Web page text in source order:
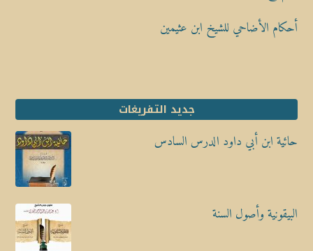
أحكام الأضاحي للشيخ ابن عثيمين
جديد التفريغات
حائية ابن أبي داود الدرس السادس
البيقونية وأصول السنة